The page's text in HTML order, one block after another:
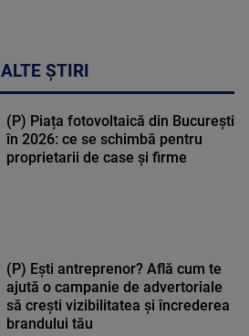
ALTE ȘTIRI
(P) Piața fotovoltaică din București
în 2026: ce se schimbă pentru
proprietarii de case și firme
(P) Ești antreprenor? Află cum te
ajută o campanie de advertoriale
să crești vizibilitatea și încrederea
brandului tău